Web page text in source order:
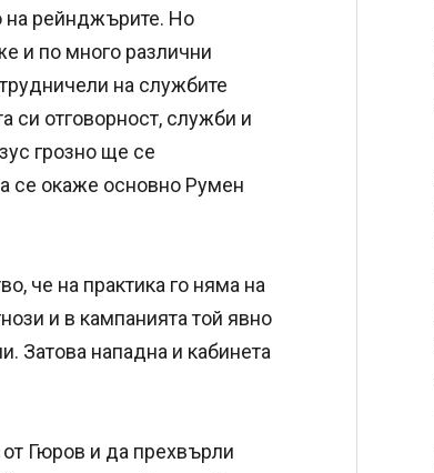
на рейнджърите. Но
и по много различни
на службите
си отговорност, служби и
грозно ще се
се окаже основно Румен
че на практика го няма на
и в кампанията той явно
Затова нападна и кабинета
Гюров и да прехвърли